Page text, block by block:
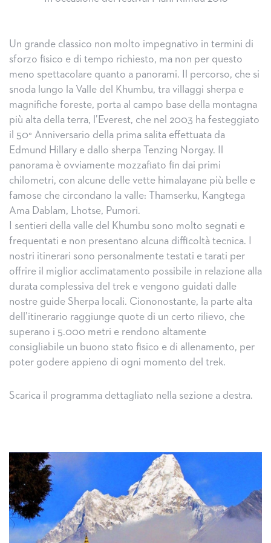
Un grande classico non molto impegnativo in termini di
sforzo fisico e di tempo richiesto, ma non per questo
meno spettacolare quanto a panorami. Il percorso, che si
snoda lungo la Valle del Khumbu, tra villaggi sherpa e
magnifiche foreste, porta al campo base della montagna
più alta della terra, l’Everest, che nel 2003 ha festeggiato
il 50° Anniversario della prima salita effettuata da
Edmund Hillary e dallo sherpa Tenzing Norgay. Il
panorama è ovviamente mozzafiato fin dai primi
chilometri, con alcune delle vette himalayane più belle e
famose che circondano la valle: Thamserku, Kangtega
Ama Dablam, Lhotse, Pumori.
I sentieri della valle del Khumbu sono molto segnati e
frequentati e non presentano alcuna difficoltà tecnica. I
nostri itinerari sono personalmente testati e tarati per
offrire il miglior acclimatamento possibile in relazione alla
durata complessiva del trek e vengono guidati dalle
nostre guide Sherpa locali. Ciononostante, la parte alta
dell’itinerario raggiunge quote di un certo rilievo, che
superano i 5.000 metri e rendono altamente
consigliabile un buono stato fisico e di allenamento, per
poter godere appieno di ogni momento del trek.
Scarica il programma dettagliato nella sezione a destra.